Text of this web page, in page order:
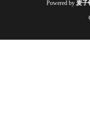
Powered by 麦子